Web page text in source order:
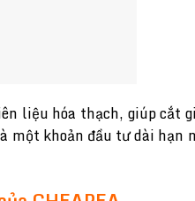
liệu hóa thạch, giúp cắt
một khoản đầu tư dài hạn